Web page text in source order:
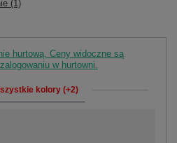
(1)
hurtową. Ceny widoczne są
w hurtowni.
kolory (+2)